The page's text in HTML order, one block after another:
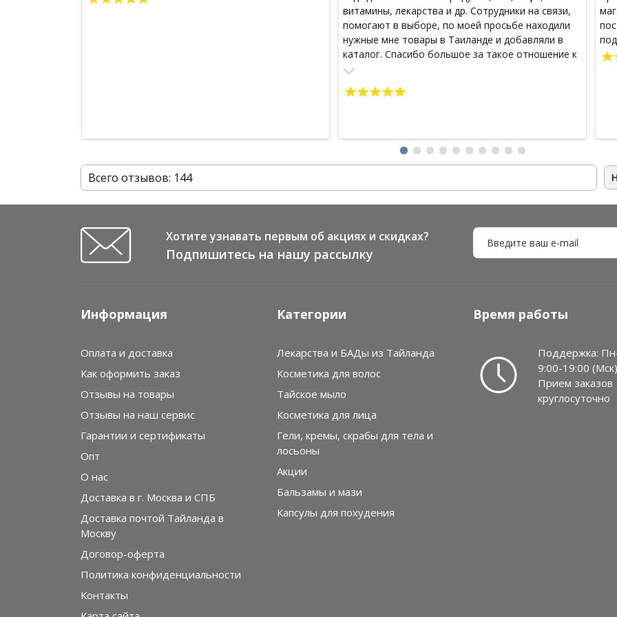
витамины, лекарства и др. Сотрудники на связи,
помогают в выборе, по моей просьбе находили
нужные мне товары в Таиланде и добавляли в
каталог. Спасибо большое за такое отношение к
клиентам!!!)))
Всего отзывов: 144
Хотите узнавать первым об акциях и скидках?
Подпишитесь на нашу рассылку
Информация
Оплата и доставка
Как оформить заказ
Отзывы на товары
Отзывы на наш сервис
Гарантии и сертификаты
Опт
О нас
Доставка в г. Москва и СПБ
Доставка почтой Тайланда в
Москву
Договор-оферта
Политика конфиденциальности
Контакты
Категории
Лекарства и БАДы из Тайланда
Косметика для волос
Тайское мыло
Косметика для лица
Гели, кремы, скрабы для тела и
лосьоны
Акции
Бальзамы и мази
Капсулы для похудения
Время работы
Поддержка:
9:00-19:00 (Мск)
Прием заказов
круглосуточно